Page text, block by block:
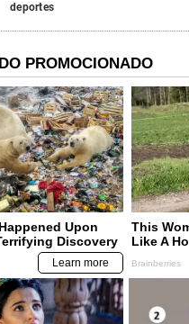
deportes